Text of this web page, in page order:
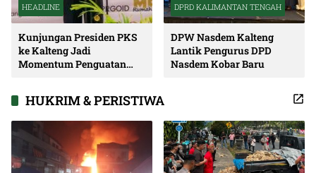
HEADLINE
Kunjungan Presiden PKS
ke Kalteng Jadi
Momentum Penguatan
DPRD KALIMANTAN TENGAH
DPW Nasdem Kalteng
Lantik Pengurus DPD
Nasdem Kobar Baru
HUKRIM & PERISTIWA